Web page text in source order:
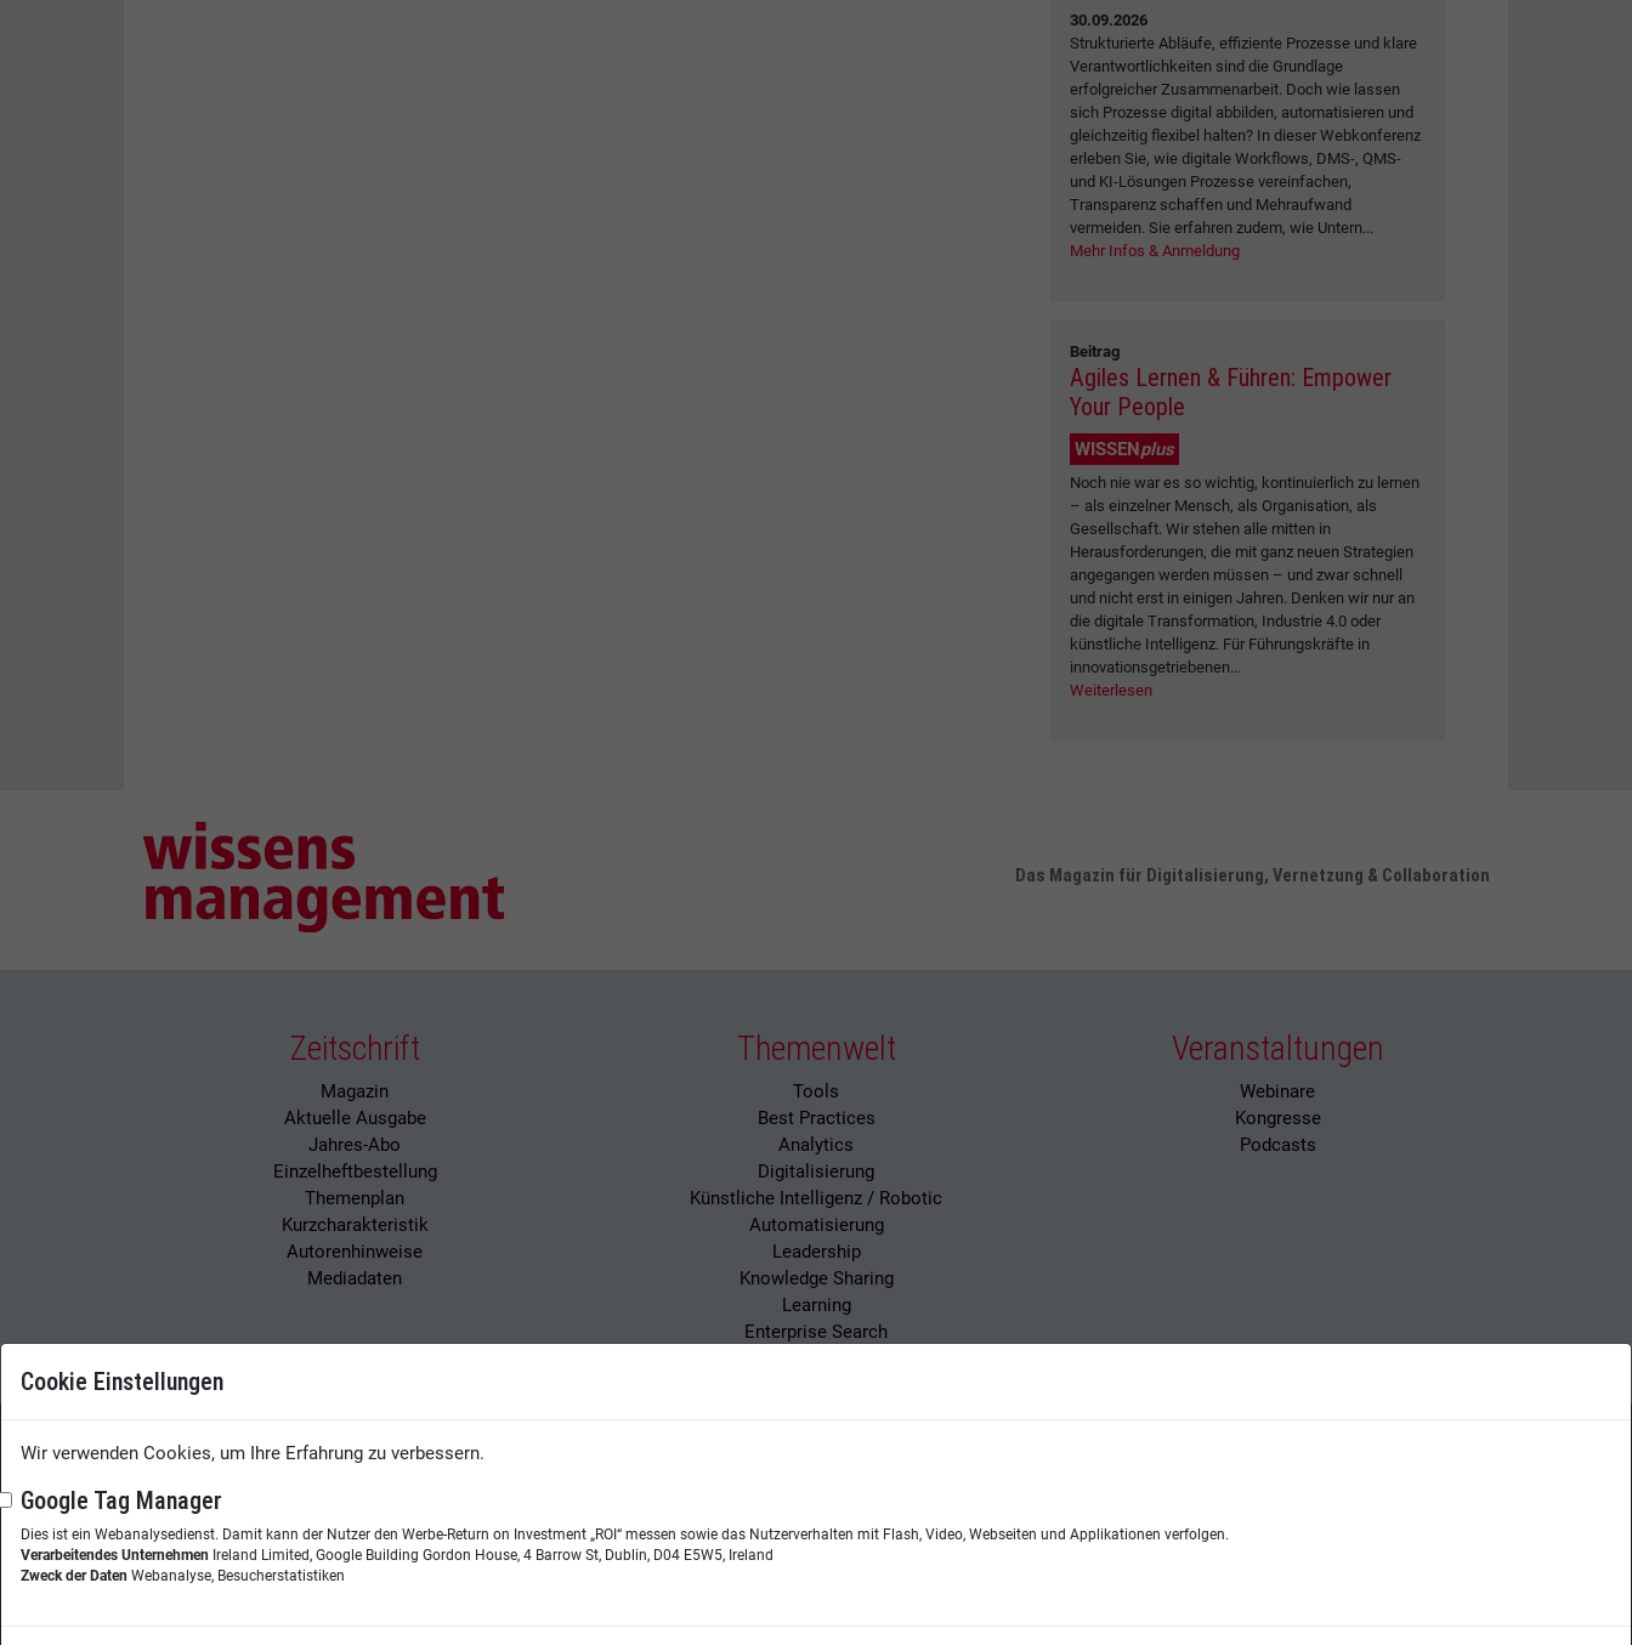
30.09.2026
Strukturierte Abläufe, effiziente Prozesse und klare
Verantwortlichkeiten sind die Grundlage
erfolgreicher Zusammenarbeit. Doch wie lassen
sich Prozesse digital abbilden, automatisieren und
gleichzeitig flexibel halten? In dieser Webkonferenz
erleben Sie, wie digitale Workflows, DMS-, QMS-
und KI-Lösungen Prozesse vereinfachen,
Transparenz schaffen und Mehraufwand
vermeiden. Sie erfahren zudem, wie Untern...
Mehr Infos & Anmeldung
Beitrag
Agiles Lernen & Führen: Empower
Your People
WISSENplus
Noch nie war es so wichtig, kontinuierlich zu lernen
– als einzelner Mensch, als Organisation, als
Gesellschaft. Wir stehen alle mitten in
Herausforderungen, die mit ganz neuen Strategien
angegangen werden müssen – und zwar schnell
und nicht erst in einigen Jahren. Denken wir nur an
die digitale Transformation, Industrie 4.0 oder
künstliche Intelligenz. Für Führungskräfte in
innovationsgetriebenen...
Weiterlesen
Das Magazin für Digitalisierung, Vernetzung & Collaboration
Zeitschrift
Magazin
Aktuelle Ausgabe
Jahres-Abo
Einzelheftbestellung
Themenplan
Kurzcharakteristik
Autorenhinweise
Mediadaten
Themenwelt
Tools
Best Practices
Analytics
Digitalisierung
Künstliche Intelligenz / Robotic
Automatisierung
Leadership
Knowledge Sharing
Learning
Enterprise Search
Veranstaltungen
Webinare
Kongresse
Podcasts
Herausgeberin:Nicole Lehnert
Westheimer Str. 18
Telefon:+49 (0)821 48685-290
Cookie Einstellungen
Wir verwenden Cookies, um Ihre Erfahrung zu verbessern.
Google Tag Manager
Dies ist ein Webanalysedienst. Damit kann der Nutzer den Werbe-Return on Investment „ROI“ messen sowie das Nutzerverhalten mit Flash, Video, Webseiten und Applikationen verfolgen.
Verarbeitendes Unternehmen Ireland Limited, Google Building Gordon House, 4 Barrow St, Dublin, D04 E5W5, Ireland
Zweck der Daten Webanalyse, Besucherstatistiken